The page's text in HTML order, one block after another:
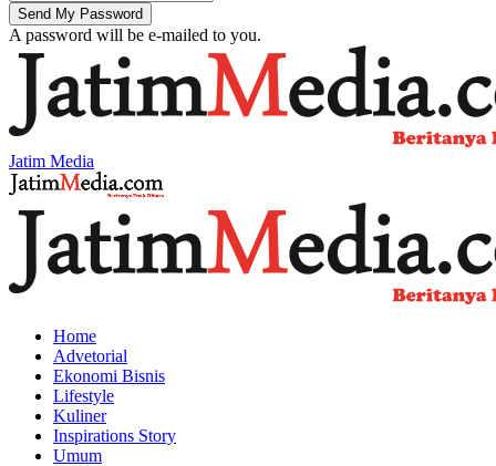
A password will be e-mailed to you.
Jatim Media
Home
Advetorial
Ekonomi Bisnis
Lifestyle
Kuliner
Inspirations Story
Umum